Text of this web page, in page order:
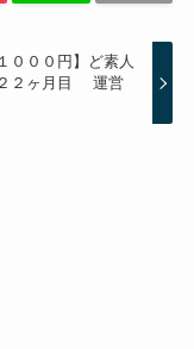
０００円】ど素人
２ヶ月目 運営